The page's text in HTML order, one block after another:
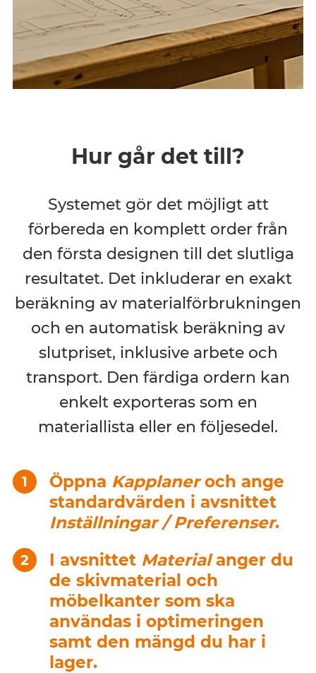
Hur går det till?
Systemet gör det möjligt att
förbereda en komplett order från
den första designen till det slutliga
resultatet. Det inkluderar en exakt
beräkning av materialförbrukningen
och en automatisk beräkning av
slutpriset, inklusive arbete och
transport. Den färdiga ordern kan
enkelt exporteras som en
materiallista eller en följesedel.
Öppna Kapplaneroch ange
standardvärden i avsnittet
Inställningar / Preferenser.
I avsnittet Materialanger du
de skivmaterial och
möbelkanter som ska
användas i optimeringen
samt den mängd du har i
lager.